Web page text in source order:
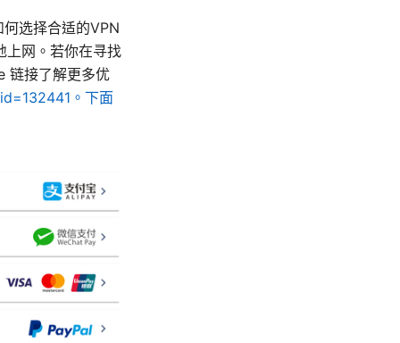
选择合适的VPN
上网。若你在寻找
链接了解更多优
。下面